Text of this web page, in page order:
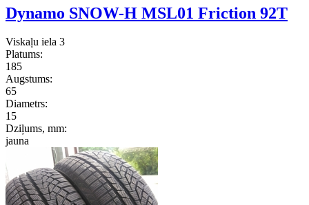
Dynamo SNOW-H MSL01 Friction 92T
Viskaļu iela 3
Platums:
185
Augstums:
65
Diametrs:
15
Dziļums, mm:
jauna